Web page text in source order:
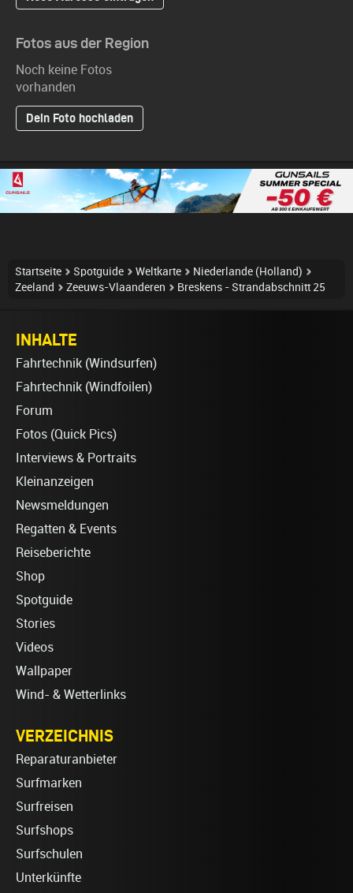
Fotos aus der Region
Noch keine Fotos
vorhanden
Dein Foto hochladen
Startseite Spotguide Weltkarte
Niederlande (Holland)
Zeeland
Zeeuws-Vlaanderen Breskens - Strandabschnitt 25
INHALTE
Fahrtechnik (Windsurfen)
Fahrtechnik (Windfoilen)
Forum
Fotos (Quick Pics)
Interviews & Portraits
Kleinanzeigen
Newsmeldungen
Regatten & Events
Reiseberichte
Shop
Spotguide
Stories
Videos
Wallpaper
Wind- & Wetterlinks
VERZEICHNIS
Reparaturanbieter
Surfmarken
Surfreisen
Surfshops
Surfschulen
Unterkünfte